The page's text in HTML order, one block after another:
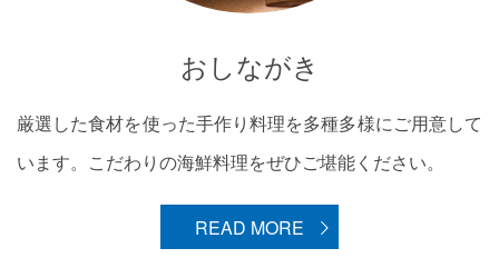
おしながき
厳選した食材を使った手作り料理を多種多様にご用意して
います。こだわりの海鮮料理をぜひご堪能ください。
READ MORE